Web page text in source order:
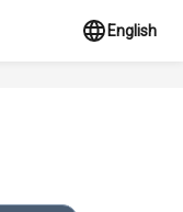
English